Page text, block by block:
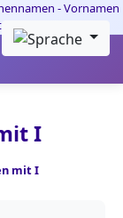
I
mit I